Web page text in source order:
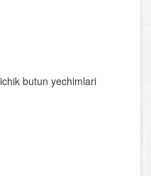
butun yechimlari